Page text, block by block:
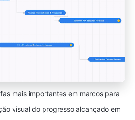
mais importantes em marcos para
visual do progresso alcançado em